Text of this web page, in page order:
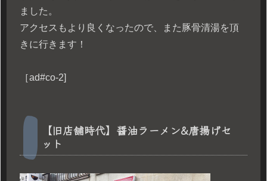
ました。
アクセスもより良くなったので、また豚骨清湯を頂
きに行きます！
［ad#co-2]
【旧店舗時代】醤油ラーメン&唐揚げセ
ット